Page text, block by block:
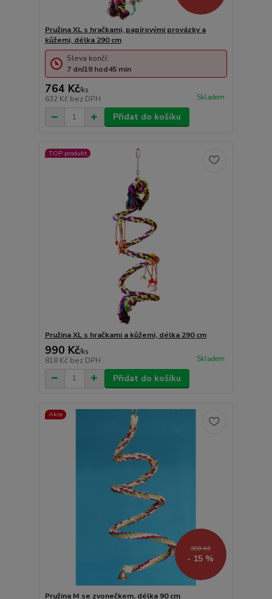
Pružina XL s hračkami, papírovými provázky a
kůžemi, délka 290 cm
764 Kč/ks
632 Kč bez DPH Skladem
Sleva končí:
7 dní18hod45 min
Přidat do košíku
TOP produkt
Pružina XL s hračkami a kůžemi, délka 290 cm
990 Kč/ks
818 Kč bez DPH Skladem
Přidat do košíku
Akce
390 Kč
- 15 %
Pružina M se zvonečkem, délka 90 cm